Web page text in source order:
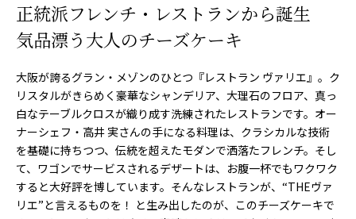
正統派フレンチ・レストランから誕生
気品漂う大人のチーズケーキ
大阪が誇るグラン・メゾンのひとつ『レストラン ヴァリエ』。ク
リスタルがきらめく豪華なシャンデリア、大理石のフロア、真っ
白なテーブルクロスが織り成す洗練されたレストランです。オー
ナーシェフ・高井 実さんの手になる料理は、クラシカルな技術
を基礎に持ちつつ、伝統を超えたモダンで洒落たフレンチ。そし
て、ワゴンでサービスされるデザートは、お腹一杯でもワクワク
すると大好評を博しています。そんなレストランが、“THEヴァ
リエ”と言えるものを！ と生み出したのが、このチーズケーキで